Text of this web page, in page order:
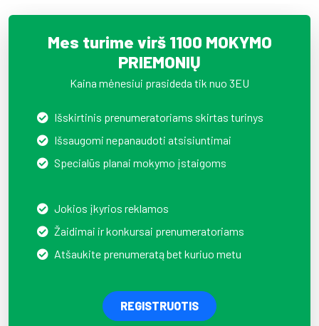
Mes turime virš 1100 MOKYMO
PRIEMONIŲ
Kaina mėnesiui prasideda tik nuo 3EU
Išskirtinis prenumeratoriams skirtas turinys
Išsaugomi nepanaudoti atsisiuntimai
Specialūs planai mokymo įstaigoms
Jokios įkyrios reklamos
Žaidimai ir konkursai prenumeratoriams
Atšaukite prenumeratą bet kuriuo metu
REGISTRUOTIS